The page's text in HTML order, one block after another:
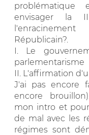
envisager la
Républicain?.
I. Le
parlementarisme
II. L'affirmation
J'ai pas encore
encore
mon intro et
de mal avec les
régimes sont